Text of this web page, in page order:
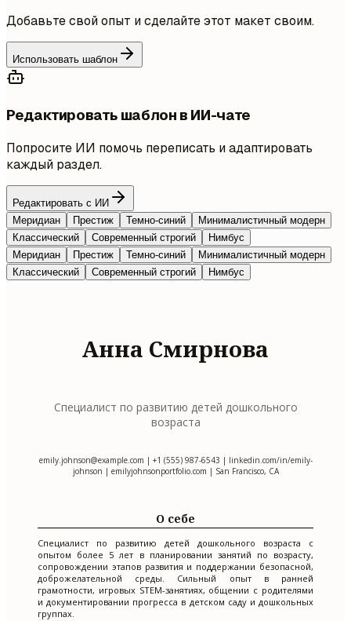
Добавьте свой опыт и сделайте этот макет своим.
Использовать шаблон
Редактировать шаблон в ИИ-чате
Попросите ИИ помочь переписать и адаптировать
каждый раздел.
Редактировать с ИИ
Меридиан
Престиж Темно-синий
Минималистичный модерн
Классический
Современный строгий
Нимбус
Меридиан
Престиж Темно-синий
Минималистичный модерн
Классический
Современный строгий Нимбус
Анна Смирнова
Специалист по развитию детей дошкольного
возраста
emily.johnson@example.com | +1 (555) 987-6543 | linkedin.com/in/emily-
johnson | emilyjohnsonportfolio.com | San Francisco, CA
О себе
Специалист по развитию детей дошкольного возраста с
опытом более 5 лет в планировании занятий по возрасту,
сопровождении этапов развития и поддержании безопасной,
доброжелательной среды. Сильный опыт в ранней
грамотности, игровых STEM-занятиях, общении с родителями
и документировании прогресса в детском саду и дошкольных
группах.